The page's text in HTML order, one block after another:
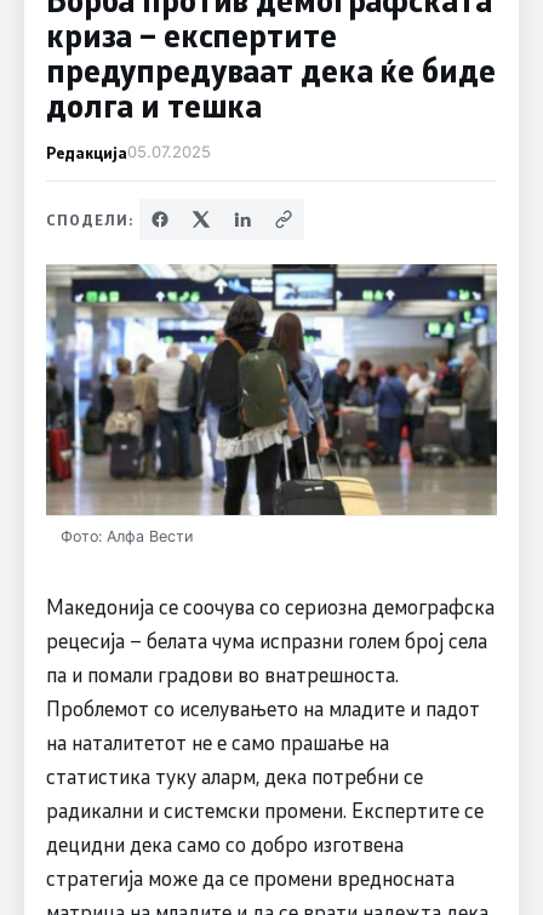
криза – експертите
предупредуваат дека ќе биде
долга и тешка
Редакција05.07.2025
СПОДЕЛИ:
Фото: Алфа Вести
Македонија се соочува со сериозна демографска
рецесија – белата чума испразни голем број села
па и помали градови во внатрешноста.
Проблемот со иселувањето на младите и падот
на наталитетот не е само прашање на
статистика туку аларм, дека потребни се
радикални и системски промени. Експертите се
децидни дека само со добро изготвена
стратегија може да се промени вредносната